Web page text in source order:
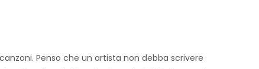
Penso che un artista non debba scrivere